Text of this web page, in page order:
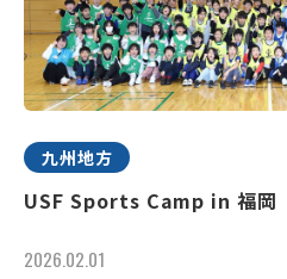
九州地方
USF Sports Camp in 福岡
2026.02.01